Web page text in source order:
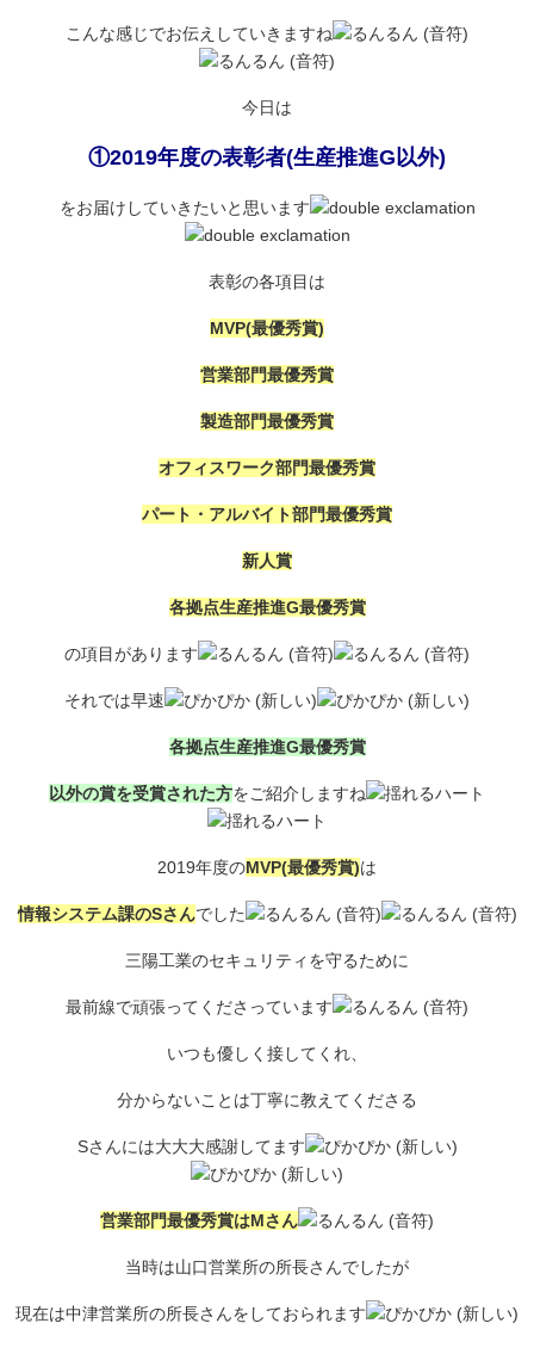
こんな感じでお伝えしていきますね
今日は
①2019年度の表彰者(生産推進G以外)
をお届けしていきたいと思います
表彰の各項目は
MVP(最優秀賞)
営業部門最優秀賞
製造部門最優秀賞
オフィスワーク部門最優秀賞
パート・アルバイト部門最優秀賞
新人賞
各拠点生産推進G最優秀賞
の項目があります
それでは早速
各拠点生産推進G最優秀賞
以外の賞を受賞された方をご紹介しますね
2019年度のMVP(最優秀賞)は
情報システム課のSさんでした
三陽工業のセキュリティを守るために
最前線で頑張ってくださっています
いつも優しく接してくれ、
分からないことは丁寧に教えてくださる
Sさんには大大大感謝してます
営業部門最優秀賞はMさん
当時は山口営業所の所長さんでしたが
現在は中津営業所の所長さんをしておられます